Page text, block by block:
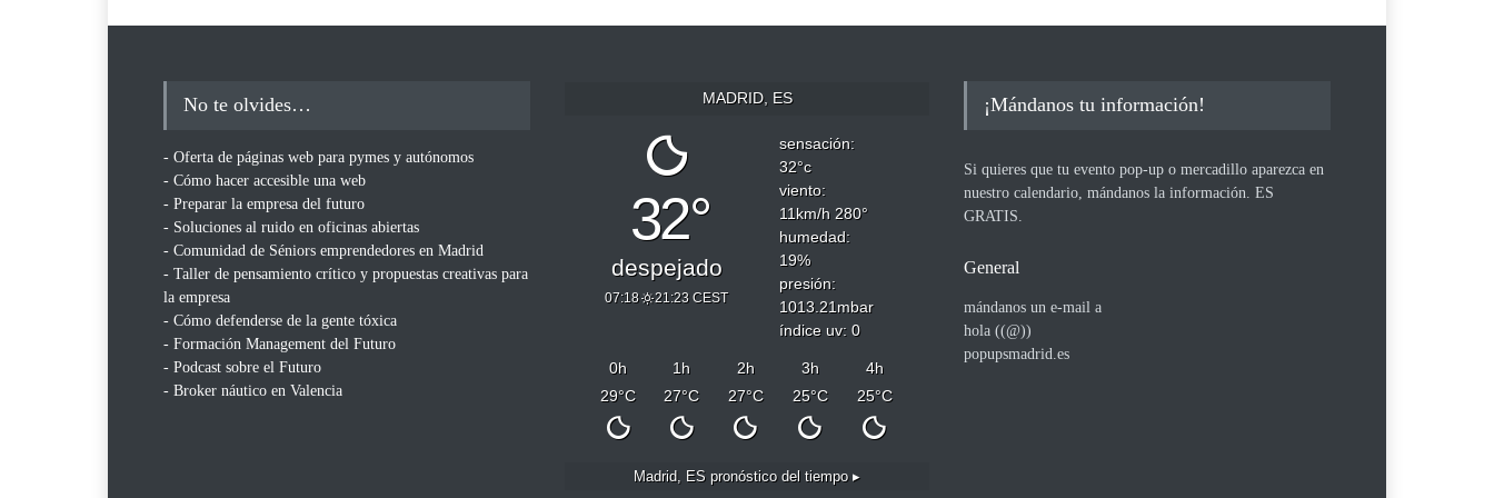
No te olvides…
- Oferta de páginas web para pymes y autónomos
- Cómo hacer accesible una web
- Preparar la empresa del futuro
- Soluciones al ruido en oficinas abiertas
- Comunidad de Séniors emprendedores en Madrid
- Taller de pensamiento crítico y propuestas creativas para
la empresa
- Cómo defenderse de la gente tóxica
- Formación Management del Futuro
- Podcast sobre el Futuro
- Broker náutico en Valencia
MADRID, ES
32°
despejado
07:18 21:23 CEST
sensación:
32°c
viento:
11km/h280°
humedad:
19%
presión:
1013.21mbar
índice uv: 0
0h 1h 2h 3h 4h
29°C 27°C 27°C 25°C 25°C
Madrid, ES pronóstico del tiempo ▸
¡Mándanos tu información!
Si quieres que tu evento pop-up o mercadillo aparezca en
nuestro calendario, mándanos la información. ES
GRATIS.
General
mándanos un e-mail a
hola ((@))
popupsmadrid.es